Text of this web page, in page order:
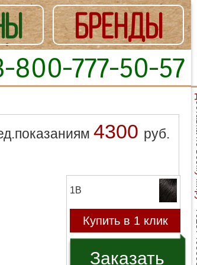
БРЕНДЫ
800-777-50-57
4300 руб.
1B
Купить в 1 клик
Заказать